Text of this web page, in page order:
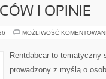
I OPINIE
MOŻLIWOŚĆ
Rentdabcar to tematyczny
prowadzony z myślą o